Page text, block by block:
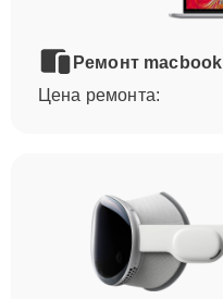
Ремонт macbook
Цена ремонта: